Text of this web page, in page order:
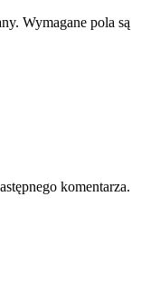
Wymagane pola są
komentarza.